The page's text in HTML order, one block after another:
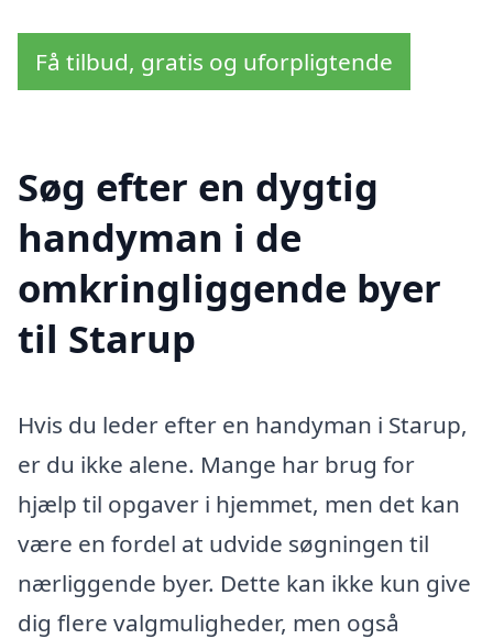
Få tilbud, gratis og uforpligtende
Søg efter en dygtig
handyman i de
omkringliggende byer
til Starup
Hvis du leder efter en handyman i Starup,
er du ikke alene. Mange har brug for
hjælp til opgaver i hjemmet, men det kan
være en fordel at udvide søgningen til
nærliggende byer. Dette kan ikke kun give
dig flere valgmuligheder, men også